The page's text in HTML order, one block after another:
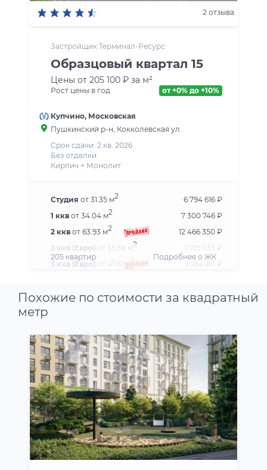
2 отзыва
Застройщик Терминал-Ресурс
Образцовый квартал 15
Цены от 205 100 ₽ за м²
Рост цены в год от +0% до +10%
Купчино, Московская
Пушкинский р-н, Кокколевская ул.
Срок сдачи: 2 кв. 2026
Без отделки
Кирпич + Монолит
Студия от 31.35 м2
6 794 616 ₽
1 ккв от 34.04 м2
7 300 746 ₽
2 ккв от 63.93 м2
12 466 350 ₽
2 ккв (Евро)
от 35.56 м2
7 719 035 ₽
3 ккв (Евро)
от 47.61 м2
9 764 811 ₽
205 квартир Подробнее о ЖК
Похожие по стоимости за квадратный
метр